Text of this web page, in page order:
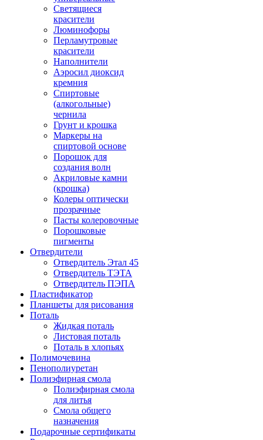
Светящиеся
красители
Люминофоры
Перламутровые
красители
Наполнители
Аэросил диоксид
кремния
Спиртовые
(алкогольные)
чернила
Грунт и крошка
Маркеры на
спиртовой основе
Порошок для
создания волн
Акриловые камни
(крошка)
Колеры оптически
прозрачные
Пасты колеровочные
Порошковые
пигменты
Отвердители
Отвердитель Этал 45
Отвердитель ТЭТА
Отвердитель ПЭПА
Пластификатор
Планшеты для рисования
Поталь
Жидкая поталь
Листовая поталь
Поталь в хлопьях
Полимочевина
Пенополиуретан
Полиэфирная смола
Полиэфирная смола
для литья
Смола общего
назначения
Подарочные сертификаты